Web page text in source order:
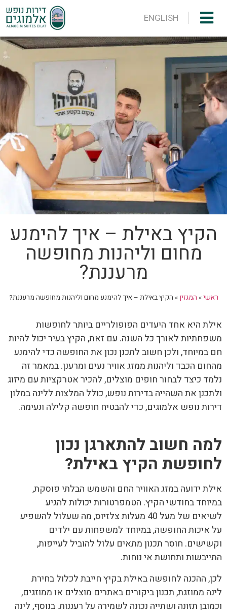
ENGLISH
הקיץ באילת – איך להימנע
מחום וליהנות מחופשה
מרעננת?
ראשי» המגזין» הקיץ באילת – איך להימנע מחום וליהנות מחופשה מרעננת?
אילת היא אחד היעדים הפופולריים ביותר לחופשות
משפחתיות לאורך כל השנה. עם זאת, הקיץ בעיר יכול להיות
חם במיוחד, ולכן חשוב לתכנן נכון את החופשה כדי להימנע
מהחום הכבד וליהנות ממזג אוויר נעים ומרענן. במאמר זה
נלמד כיצד לבחור חופים מוצלים, להכיר אטרקציות עם מיזוג
ולתכנן את השהייה בדירות נופש, כולל המלצות ללינה במלון
דירות נופש אלמוגים, כדי להבטיח חופשה קלילה ונעימה.
למה חשוב להתארגן נכון
לחופשת הקיץ באילת?
אילת ידועה במזג האוויר החם והשמש הבלתי פוסקת,
במיוחד בחודשי הקיץ. הטמפרטורות יכולות להגיע
לשיאים של מעל 40 מעלות צלזיוס, מה שעלול להשפיע
על איכות החופשה, במיוחד למשפחות עם ילדים
וקשישים. חוסר תכנון מתאים עלול להוביל לעייפות,
התייבשות ותחושת אי נוחות.
לכן, ההכנה לחופשה באילת בקיץ חייבת לכלול בחירת
לינה ממוזגת, תכנון ביקורים באתרים מוצלים או ממוזגים,
וכמובן תזונה ושתייה נכונה לשמירה על רעננות. בנוסף, לינה